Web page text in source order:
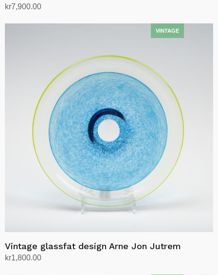
kr7,900.00
Vintage glassfat design Arne Jon Jutrem
kr1,800.00